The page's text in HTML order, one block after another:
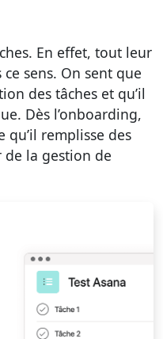
En effet, tout leur
sens. On sent que
des tâches et qu’il
Dès l’onboarding,
qu’il remplisse des
de la gestion de